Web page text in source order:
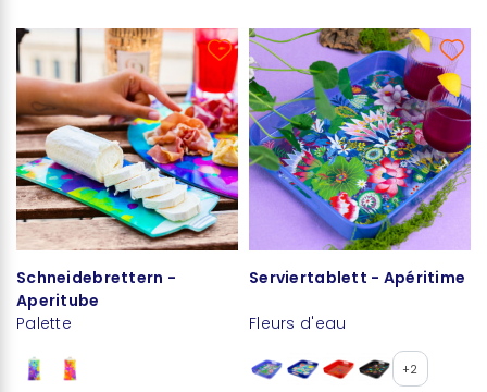
Schneidebrettern -
Aperitube
Palette
Serviertablett - Apéritime
Fleurs d'eau
+2